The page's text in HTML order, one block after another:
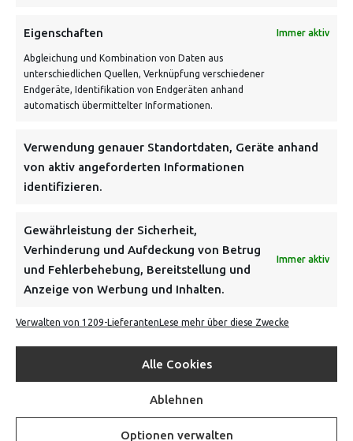
Eigenschaften Immer aktiv
Abgleichung und Kombination von Daten aus
unterschiedlichen Quellen, Verknüpfung verschiedener
Endgeräte, Identifikation von Endgeräten anhand
automatisch übermittelter Informationen.
Verwendung genauer Standortdaten, Geräte anhand
von aktiv angeforderten Informationen
identifizieren.
Gewährleistung der Sicherheit,
Verhinderung und Aufdeckung von Betrug
und Fehlerbehebung, Bereitstellung und
Anzeige von Werbung und Inhalten.
Immer aktiv
Verwalten von 1209-LieferantenLese mehr über diese Zwecke
Alle Cookies
Ablehnen
Optionen verwalten
VERSANDKOSTENHINWEIS:
NEWSLETTER
Danke, deine Registrierung war erfolgreich! Bitte prüfe
dein E-Mail-Konto für die Bestätigung.
FOLGE UNS
BEZAHLEN & BESTELLEN